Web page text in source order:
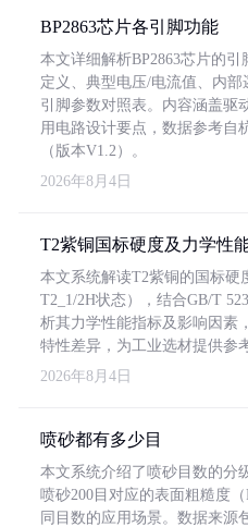
BP2863芯片各引脚功能
本文详细解析BP2863芯片的
定义、典型电压/电流值、内
引脚参数对照表。内容涵盖驱
用电路设计要点，数据参考自
（版本V1.2）。
2026年8月4日
T2紫铜国标硬度及力学性
本文系统解读T2紫铜的国标硬
T2_1/2H状态），结合GB/T
析其力学性能指标及影响因素
特性差异，为工业选材提供参
2026年8月4日
喷砂都有多少目
本文系统介绍了喷砂目数的分
喷砂200目对应的表面粗糙度
同目数的应用场景。数据来源